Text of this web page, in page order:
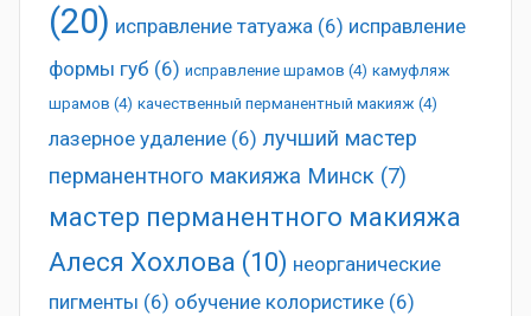
(20) исправление татуажа (6) исправление
формы губ (6) исправление шрамов (4) камуфляж
шрамов (4) качественный перманентный макияж (4)
лазерное удаление (6) лучший мастер
перманентного макияжа Минск (7)
мастер перманентного макияжа
Алеся Хохлова (10) неорганические
пигменты (6) обучение колористике (6)